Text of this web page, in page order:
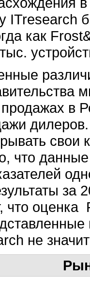
ITresearch
как
в
что
за
что оценка
не